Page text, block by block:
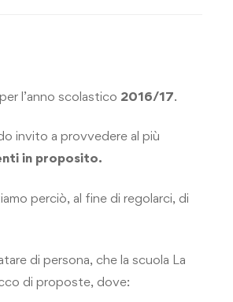
l’anno scolastico 2016/17.
invito a provvedere al più
in proposito.
perciò, al fine di regolarci, di
di persona, che la scuola La
di proposte, dove: